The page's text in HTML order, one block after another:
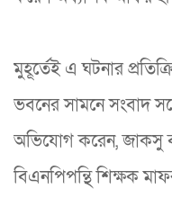
মুহূর্তেই এ ঘটনার
ভবনের সামনে সংবাদ
অভিযোগ করেন, জাকসু
বিএনপিপন্থি শিক্ষক